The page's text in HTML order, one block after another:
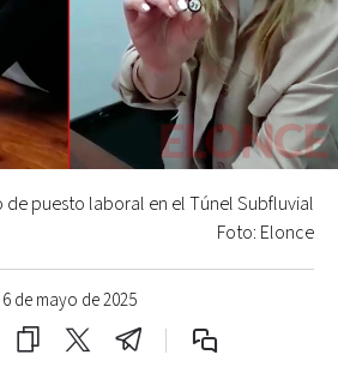
6 de mayo de 2025
de puesto laboral en el Túnel Subfluvial
Foto: Elonce